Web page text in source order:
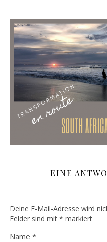
EINE
Deine E-Mail-Adresse wird
Felder sind mit * markiert
Name *